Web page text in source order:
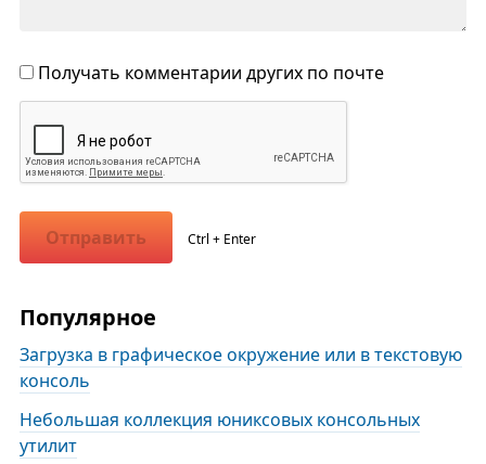
Получать комментарии других по почте
Отправить Ctrl + Enter
Популярное
Загрузка в графическое окружение или в текстовую
консоль
Небольшая коллекция юниксовых консольных
утилит